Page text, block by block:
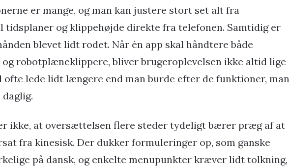
er mange, og man kan justere stort set alt fra
og klippehøjde direkte fra telefonen. Samtidig er
blevet lidt rodet. Når én app skal håndtere både
robotplæneklippere, bliver brugeroplevelsen ikke altid lige
ofte lede lidt længere end man burde efter de funktioner, man
ikke, at oversættelsen flere steder tydeligt bærer præg af at
fra kinesisk. Der dukker formuleringer op, som ganske
på dansk, og enkelte menupunkter kræver lidt tolkning,